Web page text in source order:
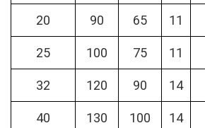
20 90 65 11
25 100 75 11
32 120 90 14
40 130 100 14